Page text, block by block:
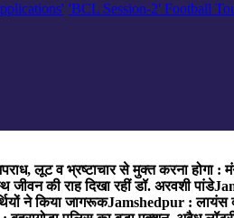
'BCL Session-2' Football
लूट व भ्रष्टाचार से मुक्त करना होगा :
की राह दिखा रहीं डॉ. अरवशी पांडे
ने किया जागरूकJamshedpur : लायंस